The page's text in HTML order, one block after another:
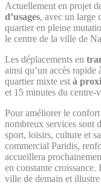
Actuellement en projet
d’usages, avec un large
quartier en pleine
le centre de la ville de
Les déplacements en
ainsi qu’un accès
quartier mixte est à
et 15 minutes du centre-
Pour améliorer le
nombreux services sont
sport, loisirs, culture et
commercial Paridis,
accueillera
en constante
ville de demain et